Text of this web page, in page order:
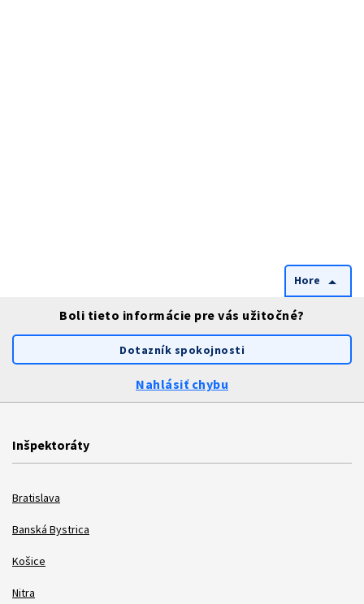
Hore arrow_drop_up
Boli tieto informácie pre vás užitočné?
Dotazník spokojnosti
Nahlásiť chybu
Inšpektoráty
Bratislava
Banská Bystrica
Košice
Nitra